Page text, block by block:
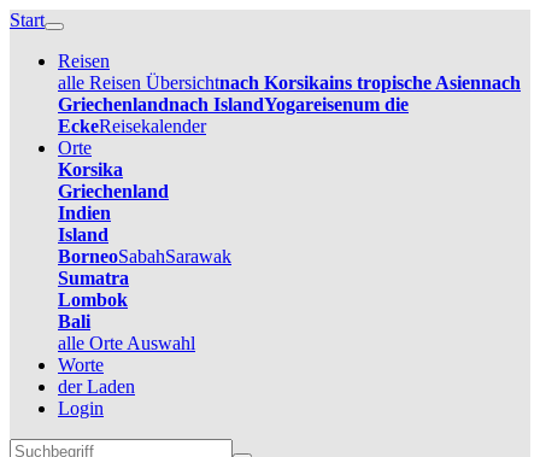
Start
Reisen
alle Reisen Übersichtnach Korsikains tropische Asiennach
Griechenlandnach IslandYogareisenum die
EckeReisekalender
Orte
Korsika
Griechenland
Indien
Island
BorneoSabahSarawak
Sumatra
Lombok
Bali
alle Orte Auswahl
Worte
der Laden
Login